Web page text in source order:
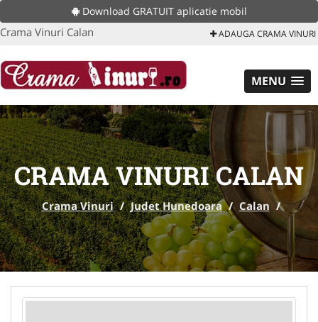
Download GRATUIT aplicatie mobil
Crama Vinuri Calan ADAUGA CRAMA VINURI
MENU
CRAMA VINURI CALAN
Crama Vinuri / Judet Hunedoara / Calan /